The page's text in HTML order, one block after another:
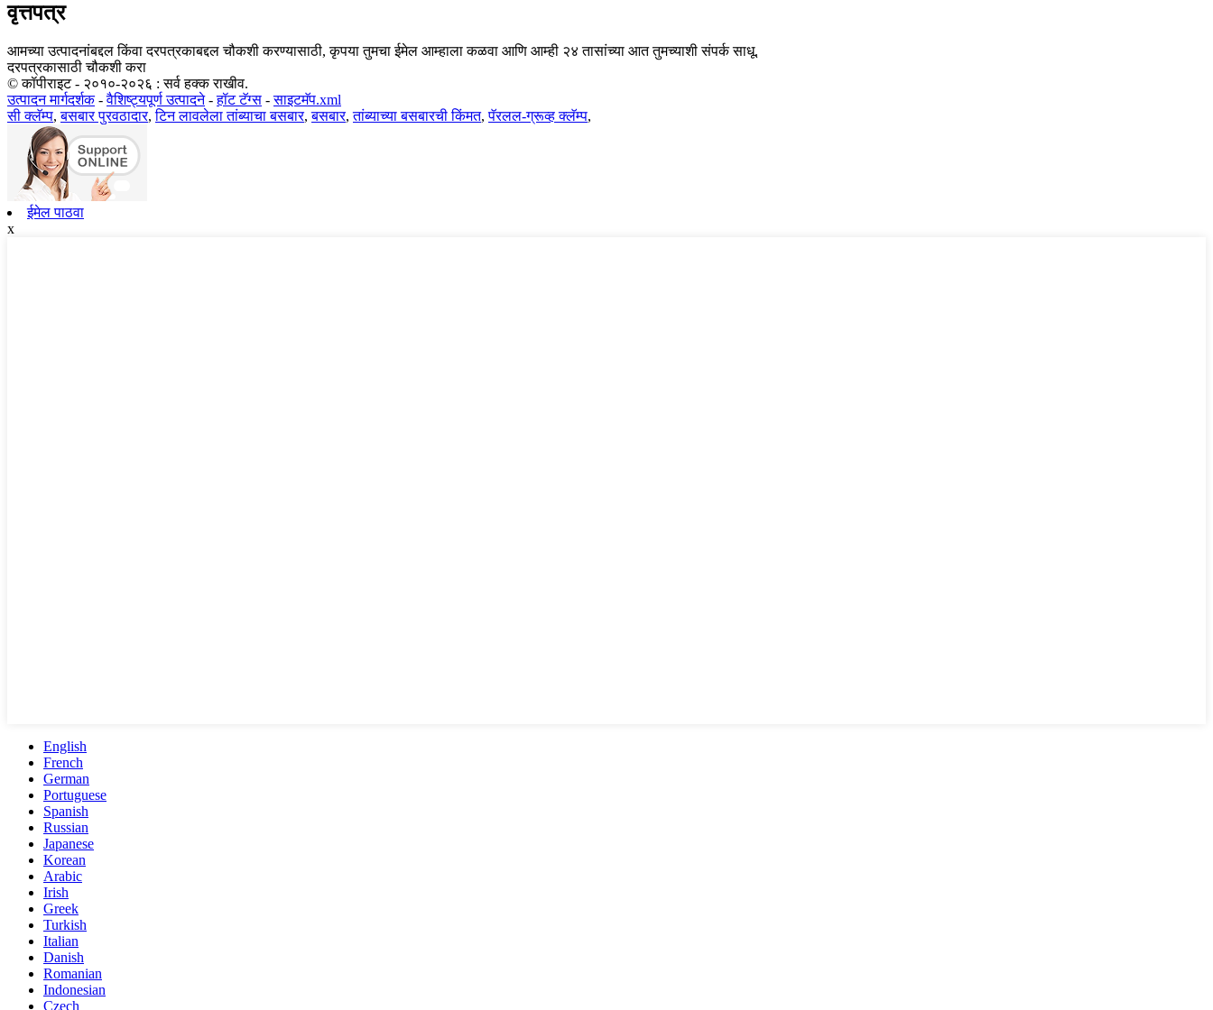
वृत्तपत्र
आमच्या उत्पादनांबद्दल किंवा दरपत्रकाबद्दल चौकशी करण्यासाठी, कृपया तुमचा ईमेल आम्हाला कळवा आणि आम्ही २४ तासांच्या आत तुमच्याशी संपर्क साधू.
दरपत्रकासाठी चौकशी करा
© कॉपीराइट - २०१०-२०२६ : सर्व हक्क राखीव.
उत्पादन मार्गदर्शक-वैशिष्ट्यपूर्ण उत्पादने-हॉट टॅग्स -साइटमॅप.xml
सी क्लॅम्प,बसबार पुरवठादार,टिन लावलेला तांब्याचा बसबार,बसबार,तांब्याच्या बसबारची किंमत,पॅरलल-ग्रूव्ह क्लॅम्प,
ईमेल पाठवा
x
English
French
German
Portuguese
Spanish
Russian
Japanese
Korean
Arabic
Irish
Greek
Turkish
Italian
Danish
Romanian
Indonesian
Czech